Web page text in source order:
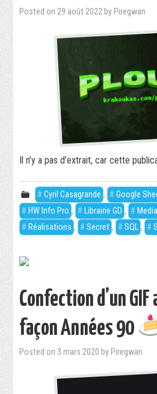
Posted on 29 août 2022 by Piregwan
Il n’y a pas d’extrait, car cette
Cyril Casagrande , Google
HW Info Pro , Librairie GD ,
Réalisations , Secret , SQL ,
Confection d’un GIF
façon Années 90
Posted on 3 mars 2020 by Piregwan